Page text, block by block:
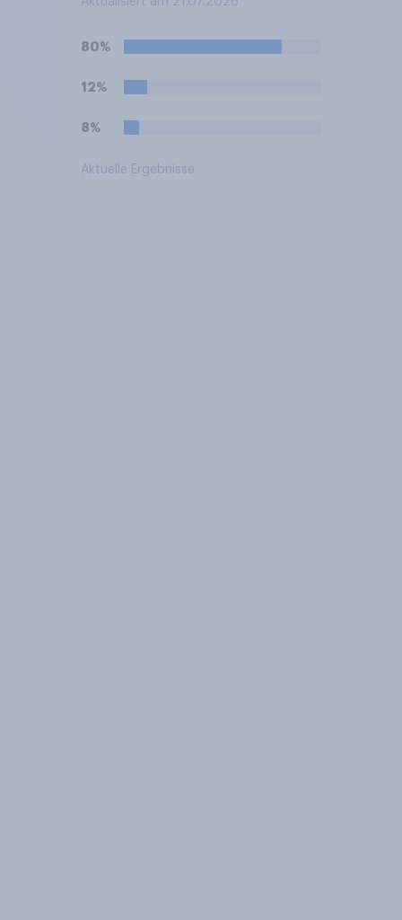
Deutschland ist die
Vermittlung und
medizinische Ausführung der
Wie stehen Sie zu dem
80%
12%
8%
Aktuelle Ergebnisse